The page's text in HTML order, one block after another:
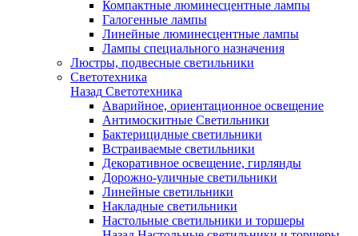
Компактные люминесцентные лампы
Галогенные лампы
Линейные люминесцентные лампы
Лампы специального назначения
Люстры, подвесные светильники
Светотехника
Назад Светотехника
Аварийное, ориентационное освещение
Антимоскитные Светильники
Бактерицидные светильники
Встраиваемые светильники
Декоративное освещение, гирлянды
Дорожно-уличные светильники
Линейные светильники
Накладные светильники
Настольные светильники и торшеры